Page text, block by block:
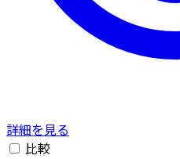
詳細を見る
比較